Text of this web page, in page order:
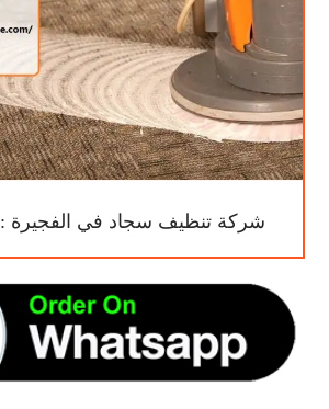
شركة تنظيف سجاد في الفجيرة :0507036261